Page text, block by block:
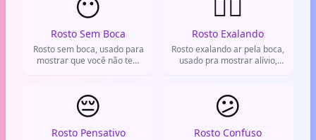
Rosto Sem Boca
Rosto sem boca, usado para
mostrar que você não tem
Rosto Exalando
Rosto exalando ar pela boca,
usado pra mostrar alívio,
😔
Rosto Pensativo
😕
Rosto Confuso